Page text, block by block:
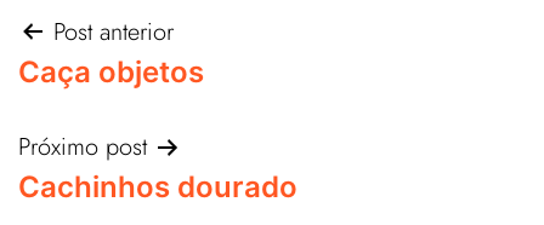
Post anterior
Caça objetos
Próximo post
Cachinhos dourado